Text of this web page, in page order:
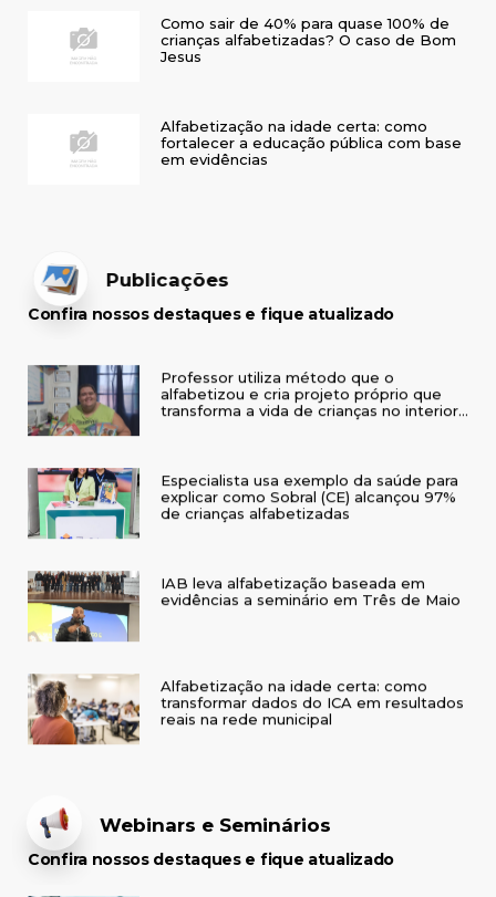
Como sair de 40% para quase 100% de
crianças alfabetizadas? O caso de Bom
Jesus
Alfabetização na idade certa: como
fortalecer a educação pública com base
em evidências
Publicações
Confira nossos destaques e fique atualizado
alfabetizou e cria projeto próprio que
transforma a vida de crianças no interior
do RS
explicar como Sobral (CE) alcançou 97%
de crianças alfabetizadas
evidências a seminário em Três de Maio
transformar dados do ICA em resultados
reais na rede municipal
Webinars e Seminários
Confira nossos destaques e fique atualizado